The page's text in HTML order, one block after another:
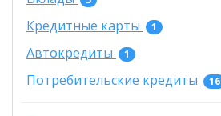
Кредитные карты 1
Автокредиты 1
Потребительские кредиты 16